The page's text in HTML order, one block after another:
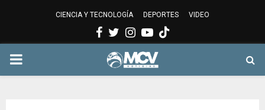
CIENCIA Y TECNOLOGÍA DEPORTES VIDEO
Facebook
Twitter
Instagram
Youtube
PRIMARY